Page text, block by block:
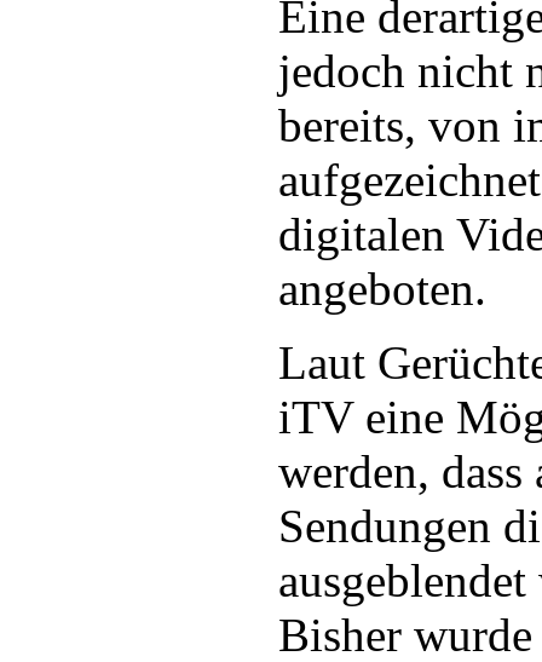
Eine
jedoch nicht
bereits, von
digitalen
angeboten.
Laut
iTV eine
werden,
Sendungen
Bisher